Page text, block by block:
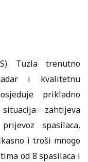
Tuzla trenutno
i kvalitetnu
prikladno
zahtijeva
spasilaca,
i troši mnogo
od 8 spasilaca i